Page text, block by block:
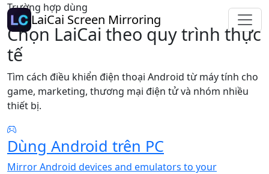
LaiCai Screen Mirroring
Trường hợp dùng
Chọn LaiCai theo quy trình thực
tế
Tìm cách điều khiển điện thoại Android từ máy tính cho
game, marketing, thương mại điện tử và nhóm nhiều
thiết bị.
Dùng Android trên PC
Mirror Android devices and emulators to your